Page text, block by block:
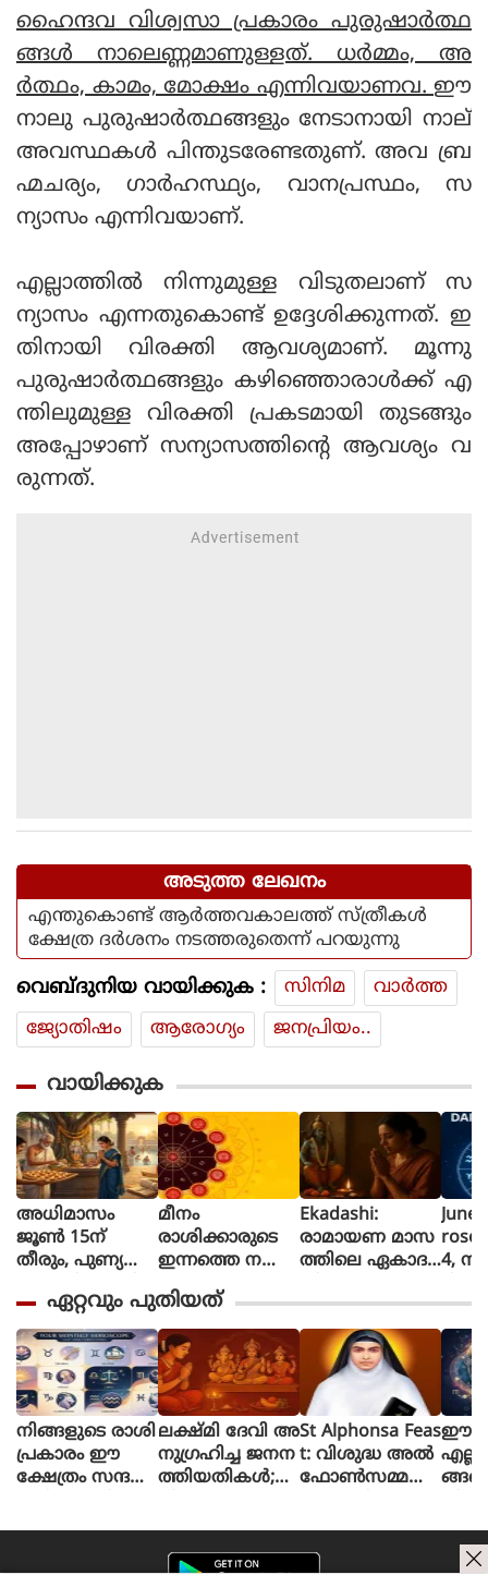
ഹൈന്ദവ വിശ്വസാ പ്രകാരം പുരുഷാര്‍ത്ഥ
ങ്ങള്‍ നാലെണ്ണമാണുള്ളത്. ധര്‍മ്മം, അ
ര്‍ത്ഥം, കാമം, മോക്ഷം എന്നിവയാണവ.ഈ
നാലു പുരുഷാര്‍ത്ഥങ്ങളും നേടാനായി നാല്
അവസ്ഥകള്‍ പിന്തുടരേണ്ടതുണ്. അവ ബ്ര
ഹ്മചര്യം, ഗാര്‍ഹസ്ഥ്യം, വാനപ്രസ്ഥം, സ
ന്യാസം എന്നിവയാണ്.
എല്ലാത്തില്‍ നിന്നുമുള്ള വിടുതലാണ് സ
ന്യാസം എന്നതുകൊണ്ട് ഉദ്ദേശിക്കുന്നത്. ഇ
തിനായി വിരക്തി ആവശ്യമാണ്. മൂന്നു
പുരുഷാര്‍ത്ഥങ്ങളും കഴിഞ്ഞൊരാള്‍ക്ക് എ
ന്തിലുമുള്ള വിരക്തി പ്രകടമായി തുടങ്ങും
അപ്പോഴാണ് സന്യാസത്തിന്റെ ആവശ്യം വ
രുന്നത്.
അടുത്ത ലേഖനം
എന്തുകൊണ്ട് ആര്‍ത്തവകാലത്ത് സ്ത്രീകള്‍
ക്ഷേത്ര ദര്‍ശനം നടത്തരുതെന്ന് പറയുന്നു
വെബ്ദുനിയ വായിക്കുക : സിനിമ
വാര്‍ത്ത
ജ്യോതിഷം
ആരോഗ്യം ജനപ്രിയം..
വായിക്കുക
അധിമാസം
ജൂൺ 15ന്
തീരും, പുണ്യ
ഈ 5 കാര്യങ്ങൾ
ചെയ്യാൻ ഇ
നിയും വൈക
രുത്
മീനം
രാശിക്കാരുടെ
ഇന്നത്തെ നക്ഷ
ത്രഫലം
Ekadashi:
രാമായണ മാസ
ത്തിലെ ഏകാദ
ത്തിന്റെ ആ
ത്മീയ പ്രാധാന്യ
വുമെന്ത്?
June
4,
നെ?
ഏറ്റവും പുതിയത്
നിങ്ങളുടെ രാശി
പ്രകാരം ഈ
ക്ഷേത്രം സന്ദ
ലമാകും
ലക്ഷ്മി ദേവി അ
നുഗ്രഹിച്ച ജനന
ത്തിയതികള്‍;
St Alphonsa Feas
t: വിശുദ്ധ അൽ
ഫോൺസമ്മ
ഈ